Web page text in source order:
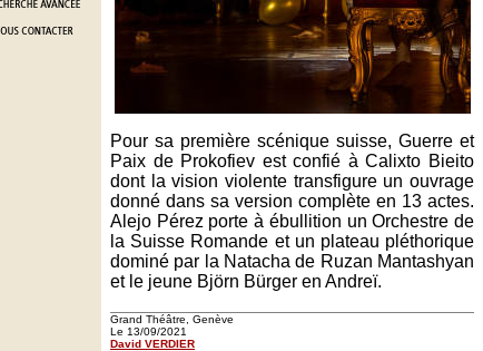
Pour sa première scénique suisse, Guerre et
Paix de Prokofiev est confié à Calixto Bieito
dont la vision violente transfigure un ouvrage
donné dans sa version complète en 13 actes.
Alejo Pérez porte à ébullition un Orchestre de
la Suisse Romande et un plateau pléthorique
dominé par la Natacha de Ruzan Mantashyan
et le jeune Björn Bürger en Andreï.
Grand Théâtre, Genève
Le 13/09/2021
David VERDIER